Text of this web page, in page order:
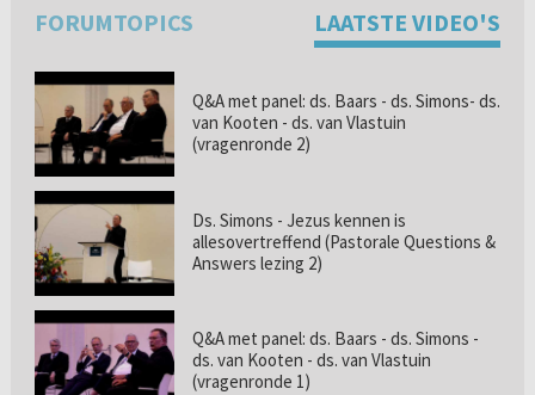
FORUMTOPICS LAATSTE VIDEO'S
Q&A met panel: ds. Baars - ds. Simons- ds.
van Kooten - ds. van Vlastuin
(vragenronde 2)
Ds. Simons - Jezus kennen is
allesovertreffend (Pastorale Questions &
Answers lezing 2)
Q&A met panel: ds. Baars - ds. Simons -
ds. van Kooten - ds. van Vlastuin
(vragenronde 1)